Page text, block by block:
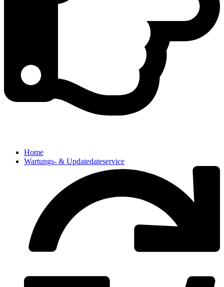
Home
Wartungs- & Updatedateservice